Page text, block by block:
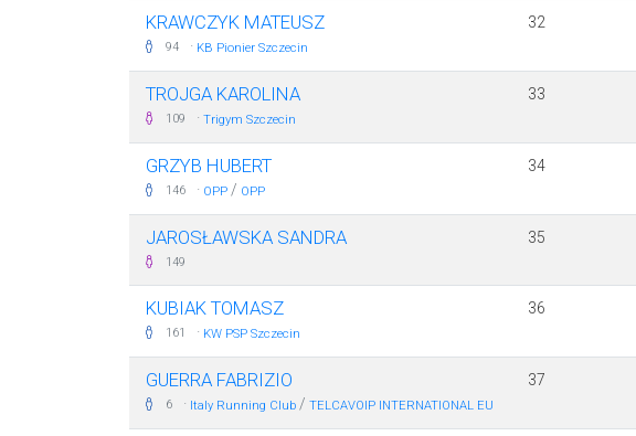
KRAWCZYK MATEUSZ
94 · KB Pionier Szczecin
32
TROJGA KAROLINA
109 · Trigym Szczecin
33
GRZYB HUBERT
146 · OPP / OPP
34
JAROSŁAWSKA SANDRA
149
35
KUBIAK TOMASZ
161 · KW PSP Szczecin
36
GUERRA FABRIZIO
6 · Italy Running Club / TELCAVOIP INTERNATIONAL EU
37